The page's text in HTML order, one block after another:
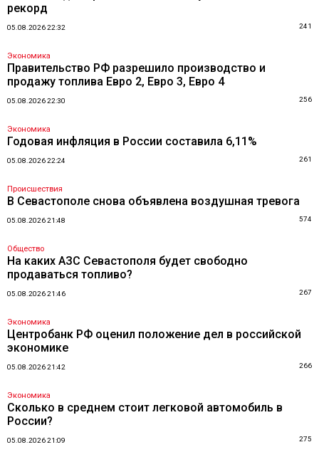
рекорд
05.08.2026 22:32 241
Экономика
Правительство РФ разрешило производство и
продажу топлива Евро 2, Евро 3, Евро 4
05.08.2026 22:30 256
Экономика
Годовая инфляция в России составила 6,11%
05.08.2026 22:24 261
Происшествия
В Севастополе снова объявлена воздушная тревога
05.08.2026 21:48 574
Общество
На каких АЗС Севастополя будет свободно
продаваться топливо?
05.08.2026 21:46 267
Экономика
Центробанк РФ оценил положение дел в российской
экономике
05.08.2026 21:42 266
Экономика
Сколько в среднем стоит легковой автомобиль в
России?
05.08.2026 21:09 275